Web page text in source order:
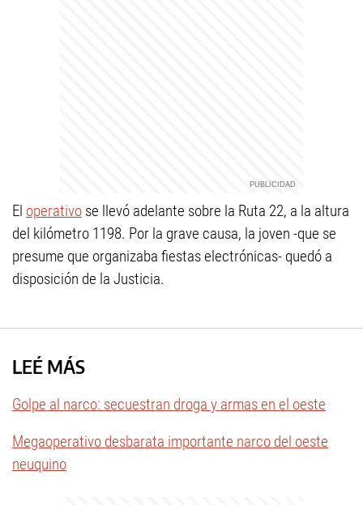
El operativo se llevó adelante sobre la Ruta 22, a la altura
del kilómetro 1198. Por la grave causa, la joven -que se
presume que organizaba fiestas electrónicas- quedó a
disposición de la Justicia.
LEÉ MÁS
Golpe al narco: secuestran droga y armas en el oeste
Megaoperativo desbarata importante narco del oeste
neuquino